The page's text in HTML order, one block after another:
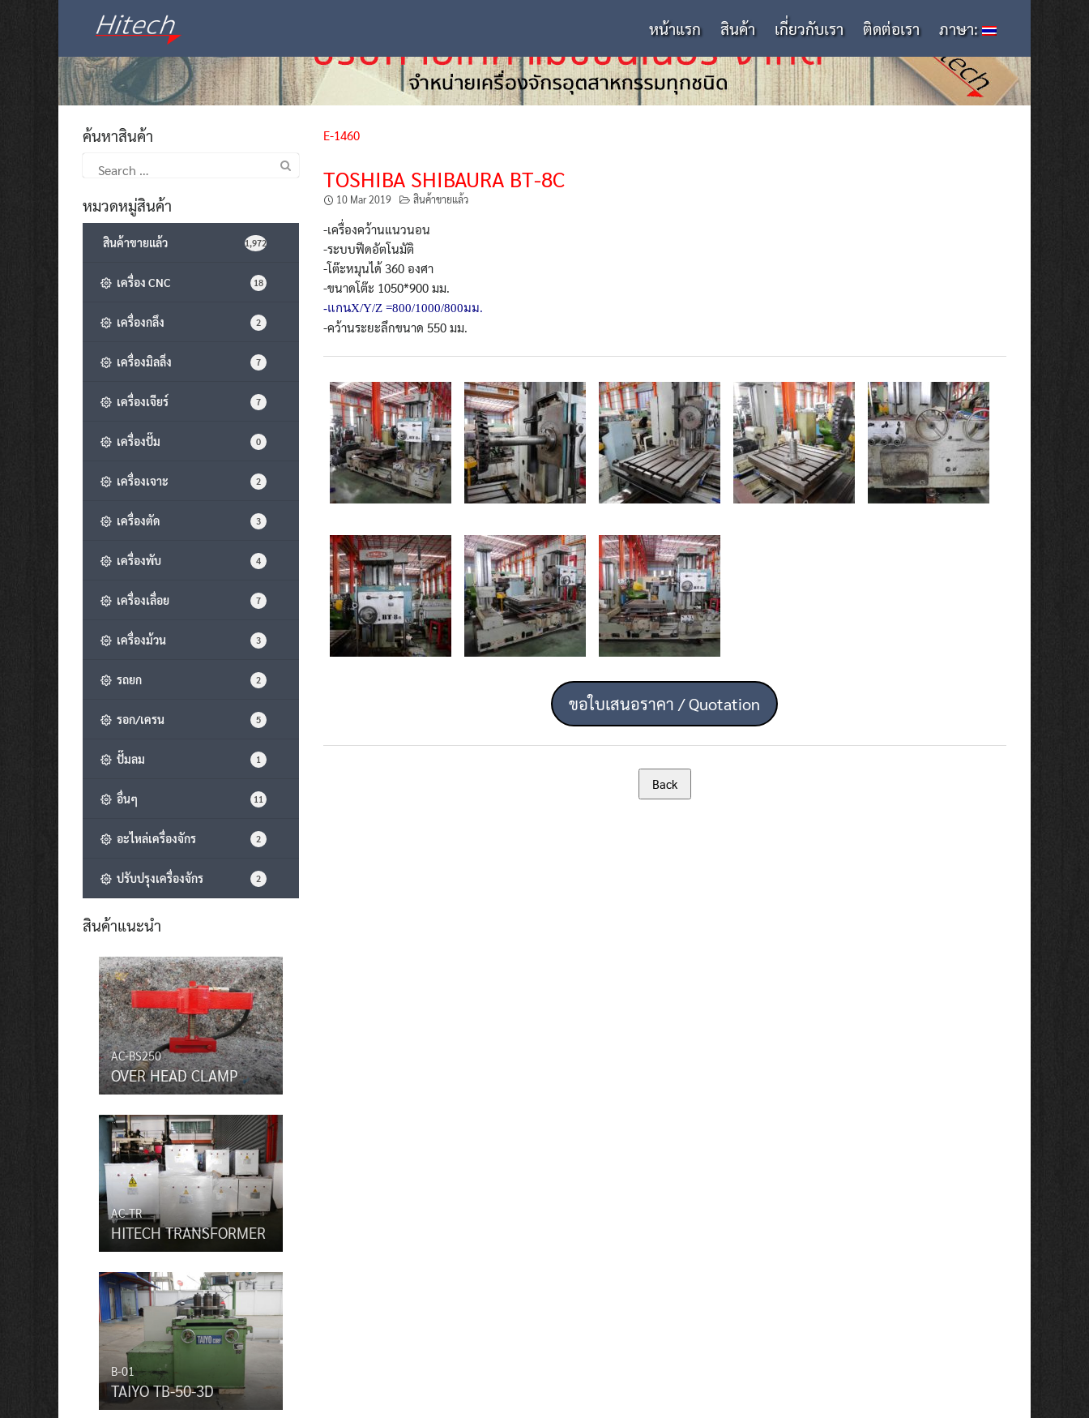
หน้าแรก สินค้า เกี่ยวกับเรา ติดต่อเรา ภาษา:
E-1460
TOSHIBA SHIBAURA BT-8C
10 Mar 2019 สินค้าขายแล้ว
-เครื่องคว้านแนวนอน
-ระบบฟีดอัตโนมัติ
-โต๊ะหมุนได้ 360 องศา
-ขนาดโต๊ะ 1050*900 มม.
-แกนX/Y/Z =800/1000/800มม.
-คว้านระยะลึกขนาด 550 มม.
ขอใบเสนอราคา / Quotation
ค้นหาสินค้า
for:
หมวดหมู่สินค้า
สินค้าขายแล้ว 1,972
เครื่อง CNC 18
เครื่องกลึง 2
เครื่องมิลลิ่ง 7
เครื่องเจียร์ 7
เครื่องปั๊ม 0
เครื่องเจาะ 2
เครื่องตัด 3
เครื่องพับ 4
เครื่องเลื่อย 7
เครื่องม้วน 3
รถยก 2
รอก/เครน 5
ปั๊มลม 1
อื่นๆ 11
อะไหล่เครื่องจักร 2
ปรับปรุงเครื่องจักร 2
สินค้าแนะนำ
AC-BS250
OVER HEAD CLAMP
AC-TR
HITECH TRANSFORMER
B-01
TAIYO TB-50-3D